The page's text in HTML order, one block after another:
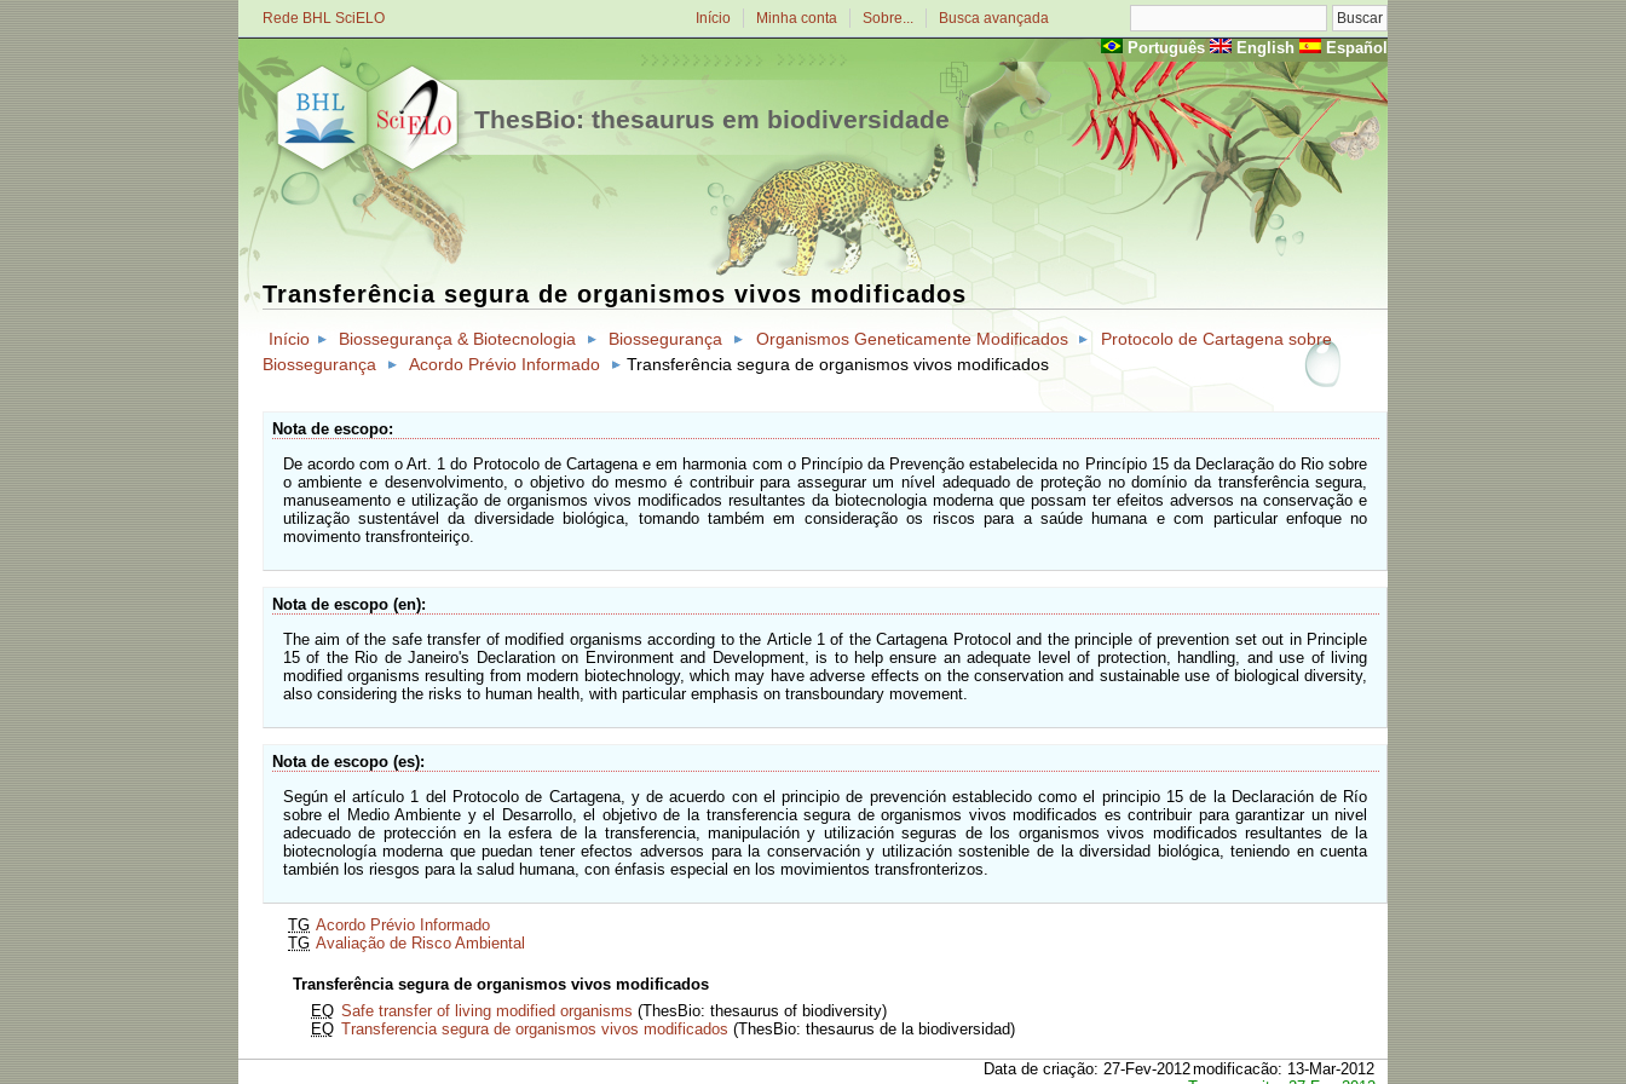
Rede BHL SciELO Início Minha conta Sobre... Busca avançada
Português English Español
ThesBio: thesaurus em biodiversidade
Transferência segura de organismos vivos modificados
Início Biossegurança & Biotecnologia Biossegurança Organismos Geneticamente Modificados
Protocolo de Cartagena sobre
Biossegurança
Acordo Prévio Informado Transferência segura de organismos vivos modificados
Nota de escopo
De acordo com o Art. 1 do Protocolo de Cartagena e em harmonia com o Princípio da Prevenção estabelecida no Princípio 15 da Declaração do Rio sobre
o ambiente e desenvolvimento, o objetivo do mesmo é contribuir para assegurar um nível adequado de proteção no domínio da transferência segura,
manuseamento e utilização de organismos vivos modificados resultantes da biotecnologia moderna que possam ter efeitos adversos na conservação e
utilização sustentável da diversidade biológica, tomando também em consideração os riscos para a saúde humana e com particular enfoque no
movimento transfronteiriço.
Nota de escopo (en)
The aim of the safe transfer of modified organisms according to the Article 1 of the Cartagena Protocol and the principle of prevention set out in Principle
15 of the Rio de Janeiro's Declaration on Environment and Development, is to help ensure an adequate level of protection, handling, and use of living
modified organisms resulting from modern biotechnology, which may have adverse effects on the conservation and sustainable use of biological diversity,
also considering the risks to human health, with particular emphasis on transboundary movement.
Nota de escopo (es)
Según el artículo 1 del Protocolo de Cartagena, y de acuerdo con el principio de prevención establecido como el principio 15 de la Declaración de Río
sobre el Medio Ambiente y el Desarrollo, el objetivo de la transferencia segura de organismos vivos modificados es contribuir para garantizar un nivel
adecuado de protección en la esfera de la transferencia, manipulación y utilización seguras de los organismos vivos modificados resultantes de la
biotecnología moderna que puedan tener efectos adversos para la conservación y utilización sostenible de la diversidad biológica, teniendo en cuenta
también los riesgos para la salud humana, con énfasis especial en los movimientos transfronterizos.
TG Acordo Prévio Informado
TG Avaliação de Risco Ambiental
Transferência segura de organismos vivos modificados
EQ Safe transfer of living modified organisms (ThesBio: thesaurus of biodiversity)
EQ Transferencia segura de organismos vivos modificados (ThesBio: thesaurus de la biodiversidad)
Data de criação: 27-Fev-2012modificacão: 13-Mar-2012